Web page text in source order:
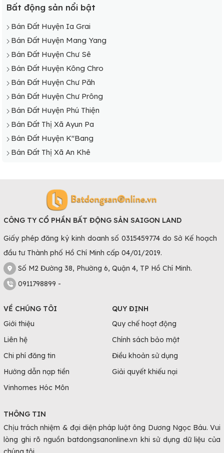
Bất động sản nổi bật
Bán Đất Huyện Ia Grai
Bán Đất Huyện Mang Yang
Bán Đất Huyện Chư Sê
Bán Đất Huyện Kông Chro
Bán Đất Huyện Chư Păh
Bán Đất Huyện Chư Prông
Bán Đất Huyện Phú Thiện
Bán Đất Thị Xã Ayun Pa
Bán Đất Huyện K"Bang
Bán Đất Thị Xã An Khê
CÔNG TY CỔ PHẦN BẤT ĐỘNG SẢN SAIGON LAND
Giấy phép đăng ký kinh doanh số 0315459774 do Sở Kế hoạch
đầu tư Thành phố Hồ Chí Minh cấp 04/01/2019.
Số M2 Đường 38, Phường 6, Quận 4, TP Hồ Chí Minh.
0911798899 -
VỀ CHÚNG TÔI
Giới thiệu
Liên hệ
Chi phí đăng tin
Hướng dẫn nạp tiền
Vinhomes Hóc Môn
QUY ĐỊNH
Quy chế hoạt động
Chính sách bảo mật
Điều khoản sử dụng
Giải quyết khiếu nại
THÔNG TIN
Chịu trách nhiệm & đại diện pháp luật ông Dương Ngọc Báu. Vui
lòng ghi rõ nguồn batdongsanonline.vn khi sử dụng dữ liệu của